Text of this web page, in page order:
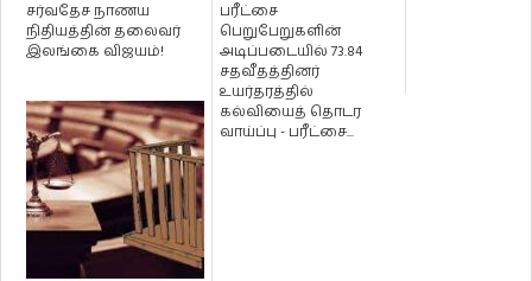
சர்வதேச நாணய
நிதியத்தின் தலைவர்
இலங்கை விஜயம்!
பரீட்சை
பெறுபேறுகளின்
அடிப்படையில் 73.84
சதவீதத்தினர்
உயர்தரத்தில்
கல்வியைத் தொடர
வாய்ப்பு - பரீட்சை...